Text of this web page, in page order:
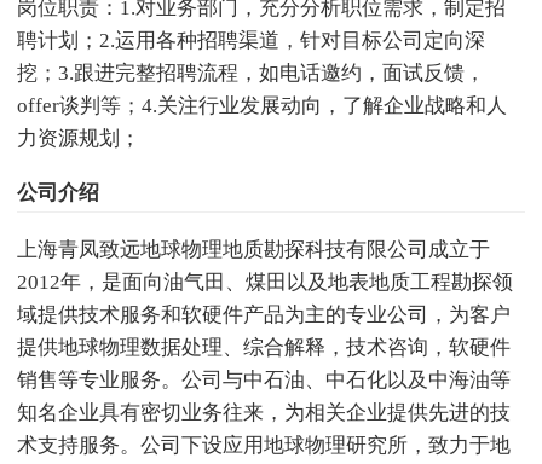
岗位职责：1.对业务部门，充分分析职位需求，制定招
聘计划；2.运用各种招聘渠道，针对目标公司定向深
挖；3.跟进完整招聘流程，如电话邀约，面试反馈，
offer谈判等；4.关注行业发展动向，了解企业战略和人
力资源规划；
公司介绍
上海青凤致远地球物理地质勘探科技有限公司成立于
2012年，是面向油气田、煤田以及地表地质工程勘探领
域提供技术服务和软硬件产品为主的专业公司，为客户
提供地球物理数据处理、综合解释，技术咨询，软硬件
销售等专业服务。公司与中石油、中石化以及中海油等
知名企业具有密切业务往来，为相关企业提供先进的技
术支持服务。公司下设应用地球物理研究所，致力于地